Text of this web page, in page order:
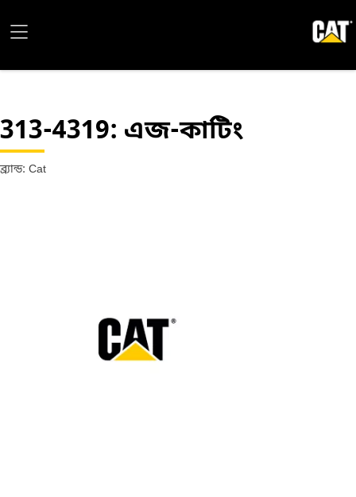
313-4319: এজ-কাটিং
ব্র্যান্ড: Cat